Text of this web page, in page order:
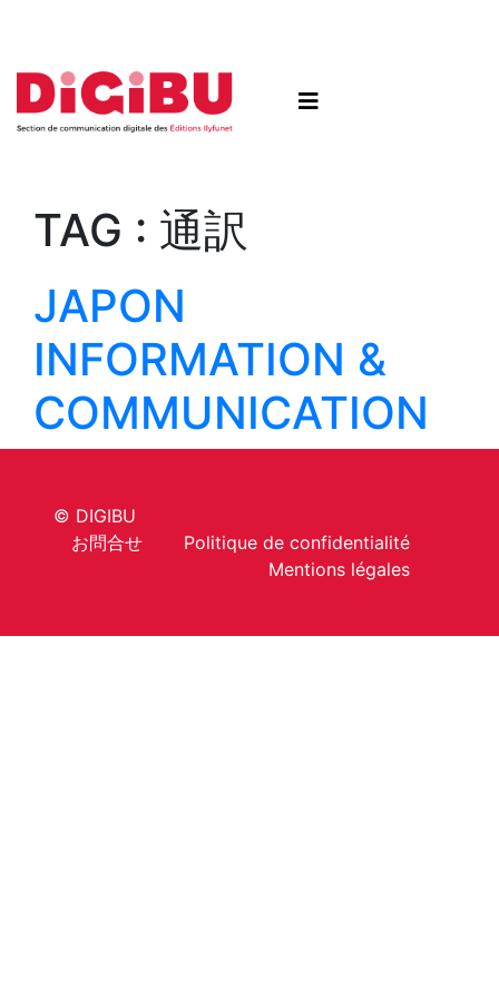
TAG : 通訳
JAPON
INFORMATION &
COMMUNICATION
© DIGIBU
お問合せ
Politique de confidentialité
Mentions légales